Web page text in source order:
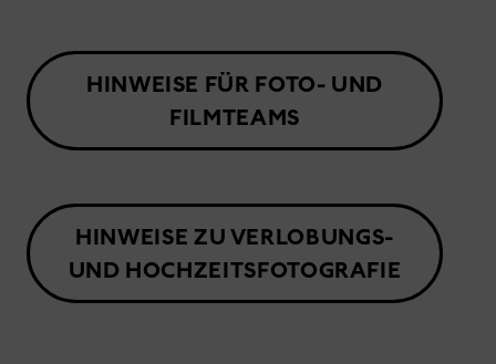
HINWEISE FÜR FOTO- UND
FILMTEAMS
HINWEISE ZU VERLOBUNGS-
UND HOCHZEITSFOTOGRAFIE